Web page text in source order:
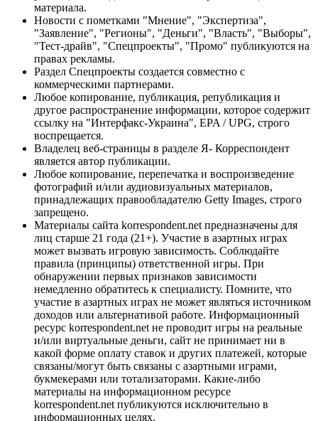
материала.
Новости с пометками "Мнение", "Экспертиза",
"Заявление", "Регионы", "Деньги", "Власть", "Выборы",
"Тест-драйв", "Спецпроекты", "Промо" публикуются на
правах рекламы.
Раздел Спецпроекты создается совместно с
коммерческими партнерами.
Любое копирование, публикация, републикация и
другое распространение информации, которое содержит
ссылку на "Интерфакс-Украина", EPA / UPG, строго
воспрещается.
Владелец веб-страницы в разделе Я- Корреспондент
является автор публикации.
Любое копирование, перепечатка и воспроизведение
фотографий и/или аудиовизуальных материалов,
принадлежащих правообладателю Getty Images, строго
запрещено.
Материалы сайта korrespondent.net предназначены для
лиц старше 21 года (21+). Участие в азартных играх
может вызвать игровую зависимость. Соблюдайте
правила (принципы) ответственной игры. При
обнаружении первых признаков зависимости
немедленно обратитесь к специалисту. Помните, что
участие в азартных играх не может являться источником
доходов или альтернативой работе. Информационный
ресурс korrespondent.net не проводит игры на реальные
и/или виртуальные деньги, сайт не принимает ни в
какой форме оплату ставок и других платежей, которые
связаны/могут быть связаны с азартными играми,
букмекерами или тотализаторами. Какие-либо
материалы на информационном ресурсе
korrespondent.net публикуются исключительно в
информационных целях.